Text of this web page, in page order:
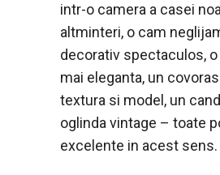
intr-o camera a casei
altminteri, o cam
decorativ spectaculos,
mai eleganta, un
textura si model, un
oglinda vintage – toate
excelente in acest sens.